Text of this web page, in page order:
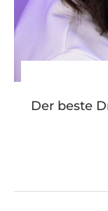
Der beste